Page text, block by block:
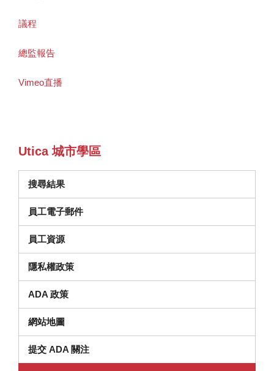
議程
總監報告
Vimeo直播
Utica 城市學區
搜尋結果
員工電子郵件
員工資源
隱私權政策
ADA 政策
網站地圖
提交 ADA 關注